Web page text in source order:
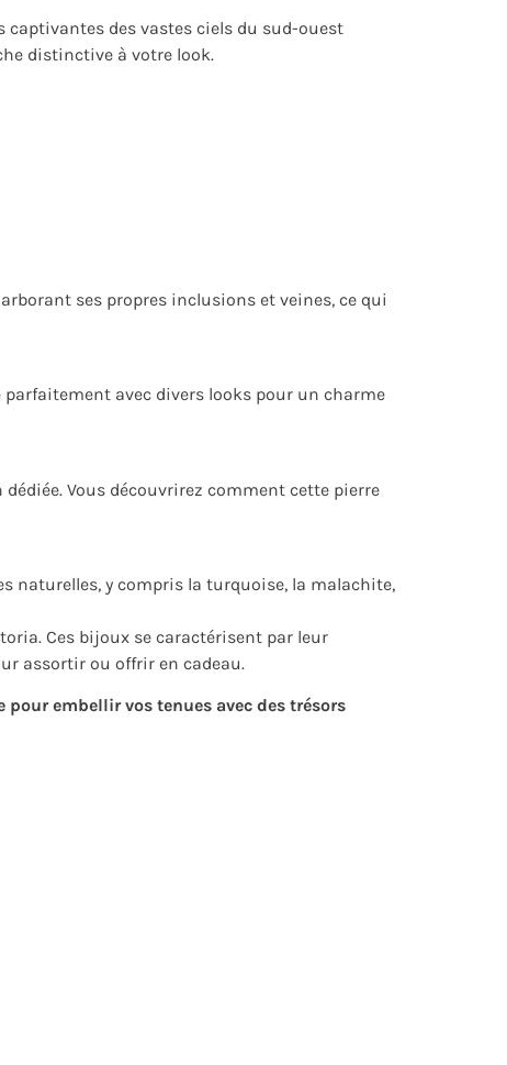
captivantes des vastes ciels du sud-ouest
distinctive à votre look.
ses propres inclusions et veines, ce qui
avec divers looks pour un charme
Vous découvrirez comment cette pierre
naturelles, y compris la turquoise, la malachite,
Ces bijoux se caractérisent par leur
assortir ou offrir en cadeau.
embellir vos tenues avec des trésors